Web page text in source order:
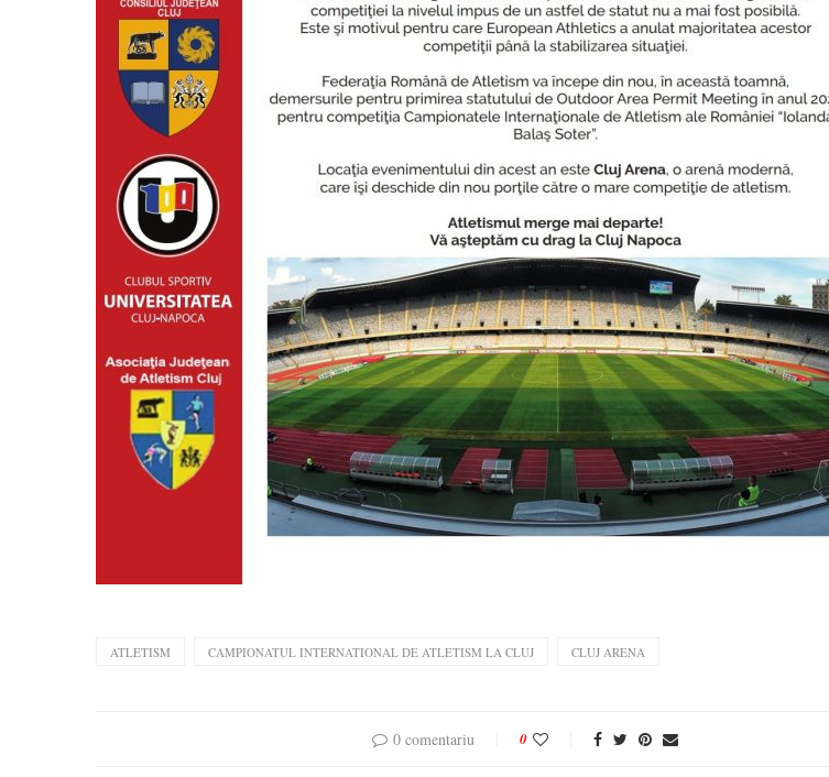
ATLETISM CAMPIONATUL INTERNATIONAL DE ATLETISM LA CLUJ CLUJ ARENA
0 comentariu 0